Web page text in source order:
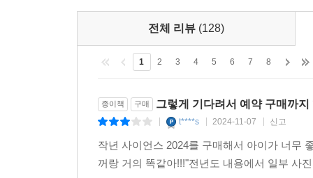
야생 동물의 능력 62
고양이과 야생 동물 68
반려동물 소식 74
더 알아보기 84
잠깐 퀴즈!
아주 훌륭한 동물 보고서 쓰기
전체 리뷰 (128)
1 2 3 4 5 6 7 8
종이책 구매 그렇게 기다려서 예약 구매까
t****s 2024-11-07 신고
작년 사이언스 2024를 구매해서 아이가 너무
꺼랑 거의 똑같아!!!"전년도 내용에서 일부 사